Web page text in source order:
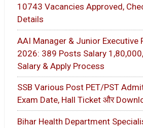
10743 Vacancies Approved,
Details
AAI Manager & Junior Executive
2026: 389 Posts Salary
Salary & Apply Process
SSB Various Post PET/PST
Exam Date, Hall Ticket और
Bihar Health Department